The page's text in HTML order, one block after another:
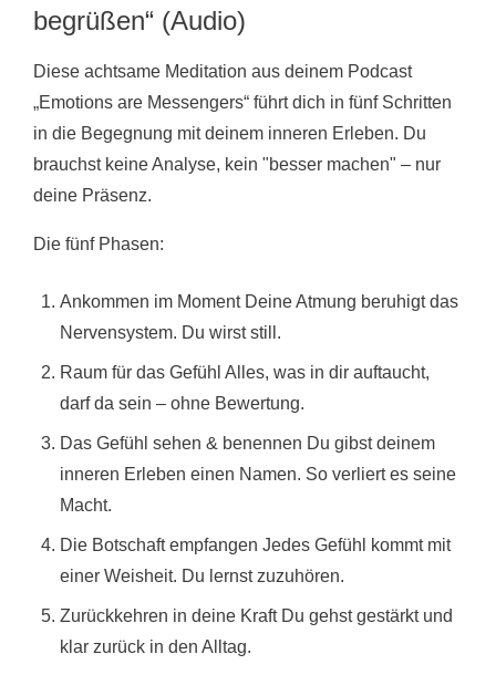
begrüßen“ (Audio)
Diese achtsame Meditation aus deinem Podcast
„Emotions are Messengers“ führt dich in fünf Schritten
in die Begegnung mit deinem inneren Erleben. Du
brauchst keine Analyse, kein "besser machen" – nur
deine Präsenz.
Die fünf Phasen:
Ankommen im Moment Deine Atmung beruhigt das
Nervensystem. Du wirst still.
Raum für das Gefühl Alles, was in dir auftaucht,
darf da sein – ohne Bewertung.
Das Gefühl sehen & benennen Du gibst deinem
inneren Erleben einen Namen. So verliert es seine
Macht.
Die Botschaft empfangen Jedes Gefühl kommt mit
einer Weisheit. Du lernst zuzuhören.
Zurückkehren in deine Kraft Du gehst gestärkt und
klar zurück in den Alltag.